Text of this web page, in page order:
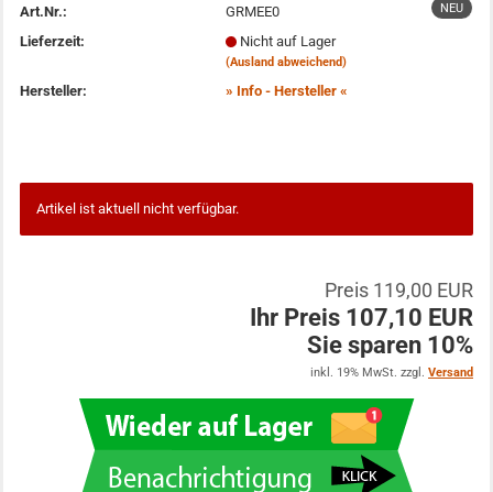
NEU
Art.Nr.:
GRMEE0
Lieferzeit:
Nicht auf Lager
(Ausland abweichend)
Hersteller: » Info - Hersteller «
Artikel ist aktuell nicht verfügbar.
Preis 119,00 EUR
Ihr Preis 107,10 EUR
Sie sparen 10%
inkl. 19% MwSt. zzgl. Versand